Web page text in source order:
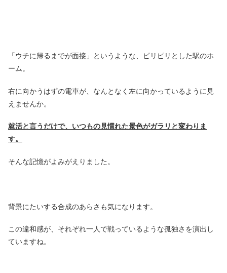
「ウチに帰るまでが面接」というような、ピリピリとした駅のホ
ーム。
右に向かうはずの電車が、なんとなく左に向かっているように見
えませんか。
就活と言うだけで、いつもの見慣れた景色がガラリと変わりま
す。
そんな記憶がよみがえりました。
背景にたいする合成のあらさも気になります。
この違和感が、それぞれ一人で戦っているような孤独さを演出し
ていますね。